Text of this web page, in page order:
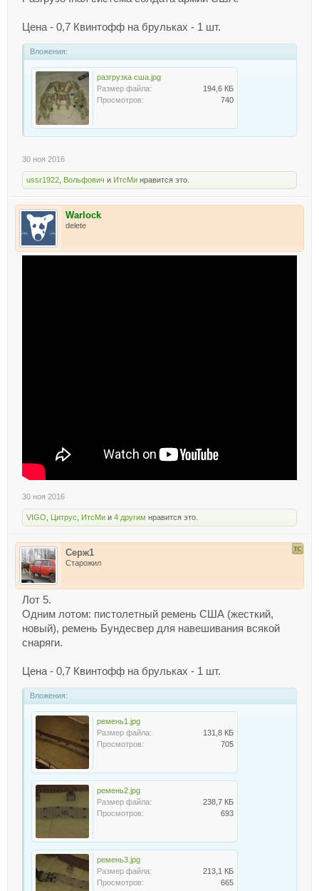
Цена - 0,7 Квинтофф на брульках - 1 шт.
Вложения:
разгрузка сша.jpg
Размер файла:
194,6 КБ
Просмотров:
740
30 ноя 2016
ussr1922 Вольфович и ИтсМи нравится это.
Warlock
delete
30 ноя 2016
VIGO Цитрус ИтсМи и 4 другим нравится это.
Серж1
Старожил
Лот 5.
Одним лотом: пистолетный ремень США (жесткий,
новый), ремень Бундесвер для навешивания всякой
снаряги.
Цена - 0,7 Квинтофф на брульках - 1 шт.
Вложения:
ремень1.jpg
Размер файла:
131,8 КБ
Просмотров:
705
ремень2.jpg
Размер файла:
238,7 КБ
Просмотров:
693
ремень3.jpg
Размер файла:
213,1 КБ
Просмотров:
665